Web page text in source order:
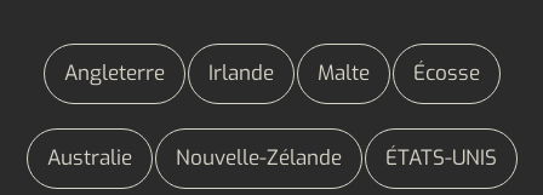
Angleterre Irlande Malte Écosse
Australie Nouvelle-Zélande ÉTATS-UNIS